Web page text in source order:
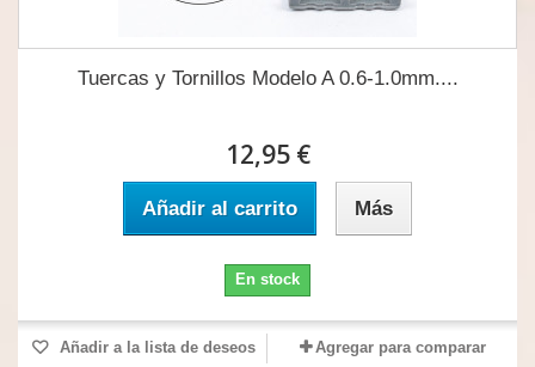
Tuercas y Tornillos Modelo A 0.6-1.0mm....
12,95 €
Añadir al carrito Más
En stock
Añadir a la lista de deseos Agregar para comparar